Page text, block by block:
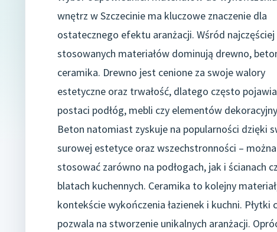
wnętrz w Szczecinie ma kluczowe znaczenie dla
ostatecznego efektu aranżacji. Wśród najczęściej
stosowanych materiałów dominują drewno,
ceramika. Drewno jest cenione za swoje walory
estetyczne oraz trwałość, dlatego często
postaci podłóg, mebli czy elementów
Beton natomiast zyskuje na popularności dzięki
surowej estetyce oraz wszechstronności –
stosować zarówno na podłogach, jak i ścianach
blatach kuchennych. Ceramika to kolejny
kontekście wykończenia łazienek i kuchni.
pozwala na stworzenie unikalnych aranżacji.